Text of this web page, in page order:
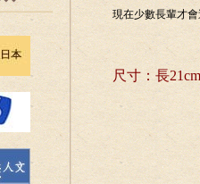
現在少數長輩才
尺寸：長